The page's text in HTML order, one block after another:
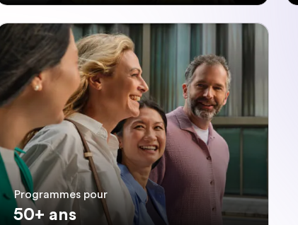
Programmes pour
50+ ans